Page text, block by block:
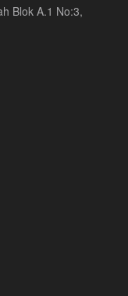
Blok A.1 No:3,